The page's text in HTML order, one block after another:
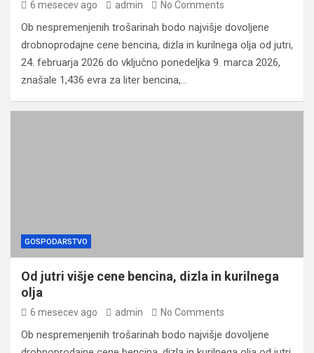
6 mesecev ago admin No Comments
Ob nespremenjenih trošarinah bodo najvišje dovoljene
drobnoprodajne cene bencina, dizla in kurilnega olja od jutri,
24. februarja 2026 do vključno ponedeljka 9. marca 2026,
znašale 1,436 evra za liter bencina,…
GOSPODARSTVO
Od jutri višje cene bencina, dizla in kurilnega
olja
6 mesecev ago admin No Comments
Ob nespremenjenih trošarinah bodo najvišje dovoljene